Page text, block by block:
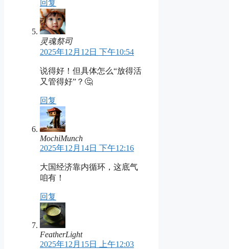
回复
灵魂祭司
2025年12月12日 下午10:54
说得好！但具体怎么“放得活
又管得好”？🤔
回复
MochiMunch
2025年12月14日 下午12:16
大国经济靠内循环，这底气
咱有！
回复
FeatherLight
2025年12月15日 上午12:03